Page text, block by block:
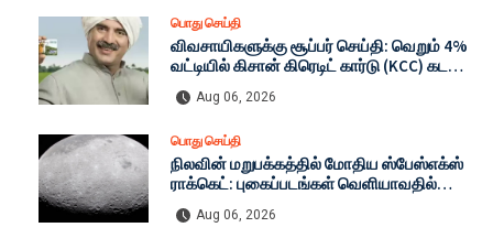
பொது செய்தி
விவசாயிகளுக்கு சூப்பர் செய்தி: வெறும் 4%
வட்டியில் கிசான் கிரெடிட் கார்டு (KCC) கடன்
பெறுவது எப்படி? முழு விவரம்!
Aug 06, 2026
பொது செய்தி
நிலவின் மறுபக்கத்தில் மோதிய ஸ்பேஸ்எக்ஸ்
ராக்கெட்: புகைப்படங்கள் வெளியாவதில்
தாமதம் ஏன்? முழு பின்னணி!
Aug 06, 2026